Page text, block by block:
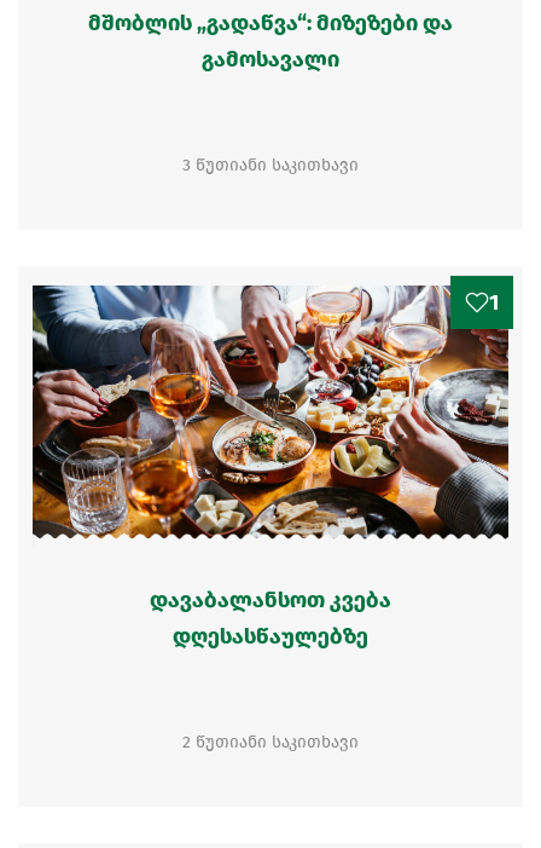
მშობლის „გადაწვა“: მიზეზები და
გამოსავალი
3 წუთიანი საკითხავი
1
დავაბალანსოთ კვება
დღესასწაულებზე
2 წუთიანი საკითხავი